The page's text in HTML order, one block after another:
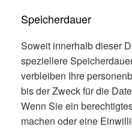
Speicherdauer
Soweit innerhalb dieser
speziellere
verbleiben Ihre
bis der Zweck für die
Wenn Sie ein
machen oder eine